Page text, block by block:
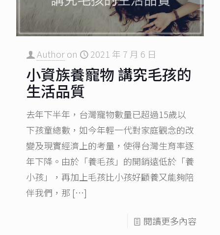
Authoron 2021 年 7 月 6 日
小資族養寵物 講究毛孩的
生活品質
去年下半年，台灣寵物數量已超過15歲以
下孩童總數，如今年輕一代對家庭觀念的改
變及現實經濟上的考量，使得台灣生育率逐
年下降。由於「養毛孩」的開銷遠低於「養
小孩」，再加上毛孩比小孩好顧養又能夠陪
伴我們，那 […]
閱讀更多內容